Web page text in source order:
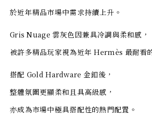
於近年精品市場中需求持續上升。
Gris Nuage 雲灰色因兼具冷調與柔和感，
被許多精品玩家視為近年 Hermès 最耐看
搭配 Gold Hardware 金釦後，
整體氛圍更顯柔和且具高級感，
亦成為市場中極具搭配性的熱門配置。